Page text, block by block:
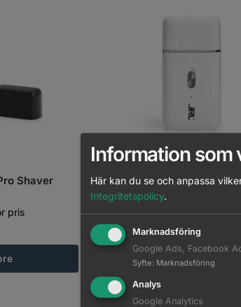
Shaver
pris
JRL Ghost Onyx Single
Logga in för pris
Read more
Information som
Här kan du se och anpassa
Integritetspolicy.
Marknadsföring
Google Ads, Facebook
Syfte: Marknadsföring
Analys
Google Analytics